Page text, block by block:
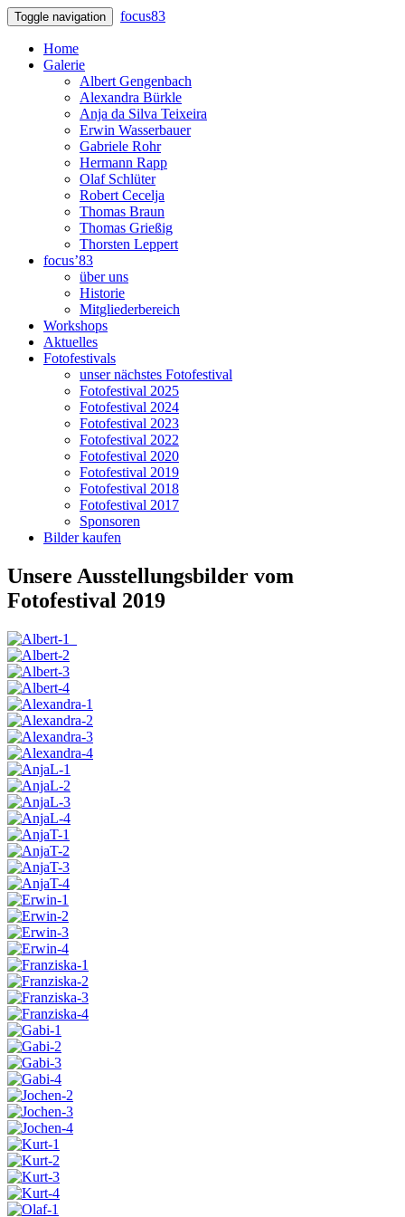
Toggle navigation focus83
Home
Galerie
Albert Gengenbach
Alexandra Bürkle
Anja da Silva Teixeira
Erwin Wasserbauer
Gabriele Rohr
Hermann Rapp
Olaf Schlüter
Robert Cecelja
Thomas Braun
Thomas Grießig
Thorsten Leppert
focus’83
über uns
Historie
Mitgliederbereich
Workshops
Aktuelles
Fotofestivals
unser nächstes Fotofestival
Fotofestival 2025
Fotofestival 2024
Fotofestival 2023
Fotofestival 2022
Fotofestival 2020
Fotofestival 2019
Fotofestival 2018
Fotofestival 2017
Sponsoren
Bilder kaufen
Unsere Ausstellungsbilder vom
Fotofestival 2019